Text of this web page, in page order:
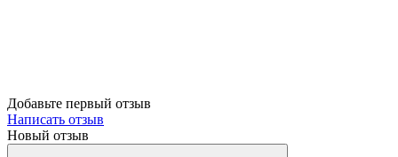
Добавьте первый отзыв
Написать отзыв
Новый отзыв